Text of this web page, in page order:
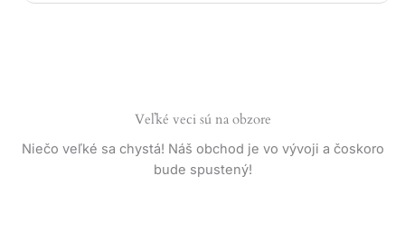
Veľké veci sú na obzore
Niečo veľké sa chystá! Náš obchod je vo vývoji a čoskoro
bude spustený!